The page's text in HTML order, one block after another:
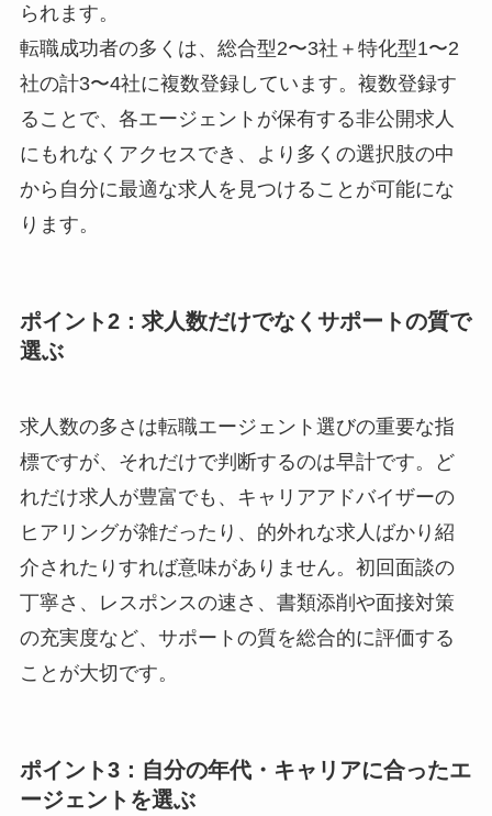
られます。
転職成功者の多くは、総合型2〜3社＋特化型1〜2
社の計3〜4社に複数登録しています。複数登録す
ることで、各エージェントが保有する非公開求人
にもれなくアクセスでき、より多くの選択肢の中
から自分に最適な求人を見つけることが可能にな
ります。
ポイント2：求人数だけでなくサポートの質で
選ぶ
求人数の多さは転職エージェント選びの重要な指
標ですが、それだけで判断するのは早計です。ど
れだけ求人が豊富でも、キャリアアドバイザーの
ヒアリングが雑だったり、的外れな求人ばかり紹
介されたりすれば意味がありません。初回面談の
丁寧さ、レスポンスの速さ、書類添削や面接対策
の充実度など、サポートの質を総合的に評価する
ことが大切です。
ポイント3：自分の年代・キャリアに合ったエ
ージェントを選ぶ